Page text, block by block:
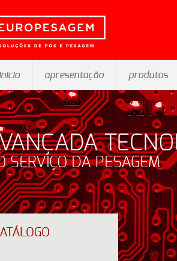
inicio apresentação produtos
SERVIÇO DA PESAGEM